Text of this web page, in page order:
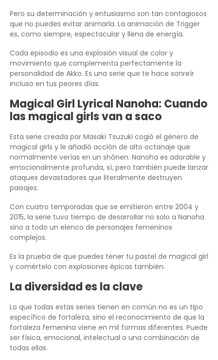
Pero su determinación y entusiasmo son tan contagiosos
que no puedes evitar animarla. La animación de Trigger
es, como siempre, espectacular y llena de energía.
Cada episodio es una explosión visual de color y
movimiento que complementa perfectamente la
personalidad de Akko. Es una serie que te hace sonreír
incluso en tus peores días.
Magical Girl Lyrical Nanoha: Cuando
las magical girls van a saco
Esta serie creada por Masaki Tsuzuki cogió el género de
magical girls y le añadió acción de alto octanaje que
normalmente verías en un shōnen. Nanoha es adorable y
emocionalmente profunda, sí, pero también puede lanzar
ataques devastadores que literalmente destruyen
paisajes.
Con cuatro temporadas que se emitieron entre 2004 y
2015, la serie tuvo tiempo de desarrollar no solo a Nanoha
sino a todo un elenco de personajes femeninos
complejos.
Es la prueba de que puedes tener tu pastel de magical girl
y comértelo con explosiones épicas también.
La diversidad es la clave
Lo que todas estas series tienen en común no es un tipo
específico de fortaleza, sino el reconocimiento de que la
fortaleza femenina viene en mil formas diferentes. Puede
ser física, emocional, intelectual o una combinación de
todas ellas.